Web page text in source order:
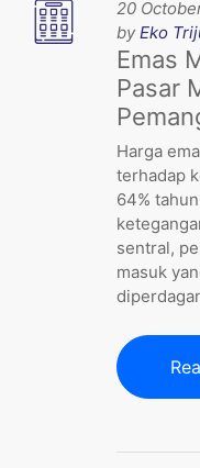
20
byEko
Emas
Pasar
Harga
terhadap
64%
sentral,
masuk